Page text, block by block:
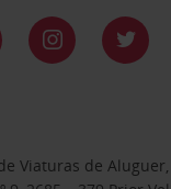
Viaturas de